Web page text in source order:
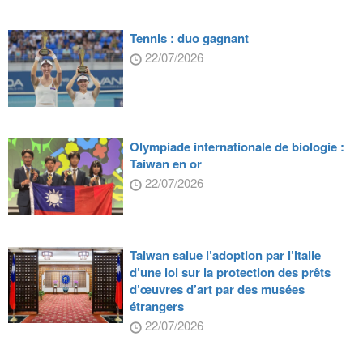
Tennis : duo gagnant
22/07/2026
Olympiade internationale de biologie :
Taiwan en or
22/07/2026
Taiwan salue l’adoption par l’Italie
d’une loi sur la protection des prêts
d’œuvres d’art par des musées
étrangers
22/07/2026